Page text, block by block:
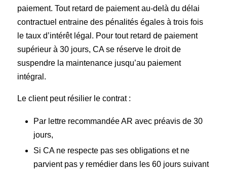
paiement. Tout retard de paiement au-delà du délai
contractuel entraine des pénalités égales à trois fois
le taux d’intérêt légal. Pour tout retard de paiement
supérieur à 30 jours, CA se réserve le droit de
suspendre la maintenance jusqu’au paiement
intégral.
Le client peut résilier le contrat :
Par lettre recommandée AR avec préavis de 30
jours,
Si CA ne respecte pas ses obligations et ne
parvient pas y remédier dans les 60 jours suivant